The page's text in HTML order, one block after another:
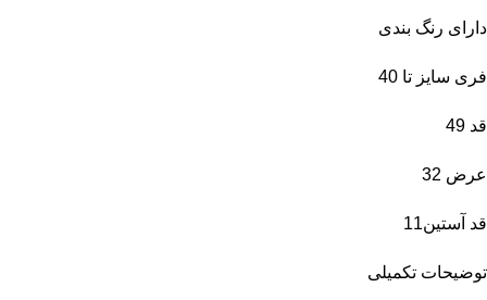
دارای رنگ بندی
فری سایز تا 40
قد 49
عرض 32
قد آستین11
توضیحات تکمیلی